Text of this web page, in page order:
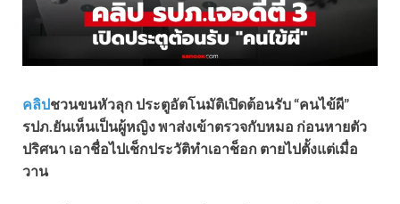
คลิปชวนขนหัวลุก ประตูอัตโนมัติเปิดต้อนรับ “คนไข้ผี”
รปภ.ยันเห็นเป็นผู้หญิง พาส่งเข้าตรวจกับหมอ ก่อนหายตัว
ปริศนา เอาชื่อไปเช็กประวัติทำเอาช็อก ตายไปตั้งแต่เมื่อ
วาน